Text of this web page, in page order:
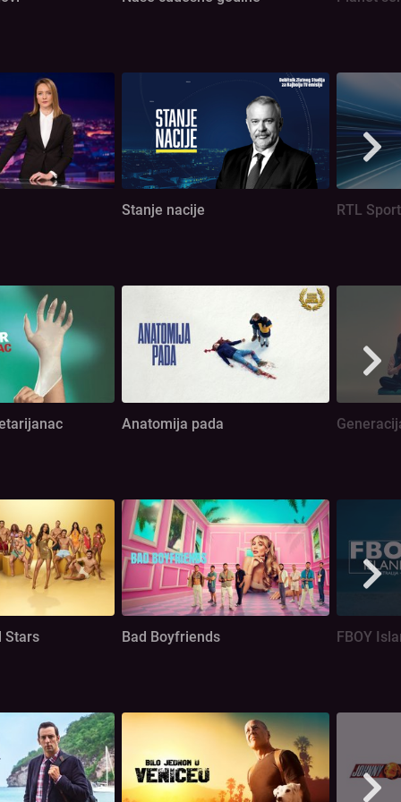
Stanje nacije RTL Sport
Anatomija pada
Stars Bad Boyfriends FBOY